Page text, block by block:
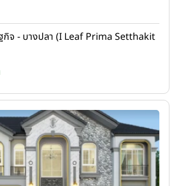
กิจ - บางปลา (I Leaf Prima Setthakit